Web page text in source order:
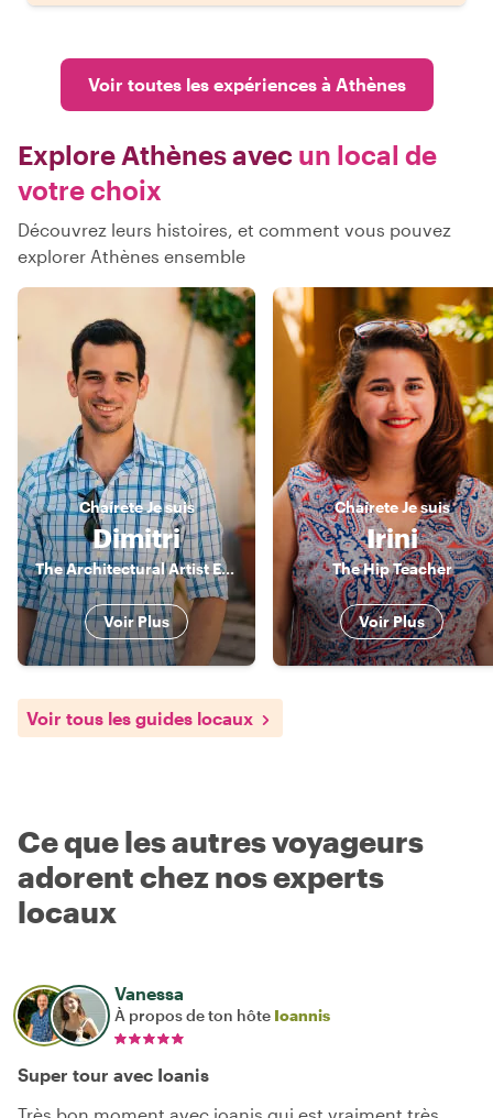
Voir toutes les expériences à Athènes
Explore Athènes avec un local de
votre choix
Découvrez leurs histoires, et comment vous pouvez
explorer Athènes ensemble
ChaíreteJe suis
Dimitri
The Architectural Artist Explorer
Voir Plus
ChaíreteJe suis
Irini
The Hip Teacher
Voir Plus
Voir tous les guides locaux
Ce que les autres voyageurs
adorent chez nos experts
locaux
Vanessa
À propos de ton hôte Ioannis
Super tour avec Ioanis
Très bon moment avec ioanis qui est vraiment très